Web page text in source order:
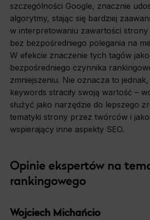
szczególności Google, znacznie
algorytmy, stając się bardziej
w interpretowaniu zawartości strony
bez bezpośredniego polegania na
W efekcie znaczenie tych tagów jako
bezpośredniego czynnika
zmniejszeniu. Nie oznacza to
keywords straciły swoją wartość –
służyć jako narzędzie do lepszego
tematyki strony przez twórców i
wspierający inne aspekty SEO.
Opinie ekspertów na
rankingowego
Wojciech Michańcio